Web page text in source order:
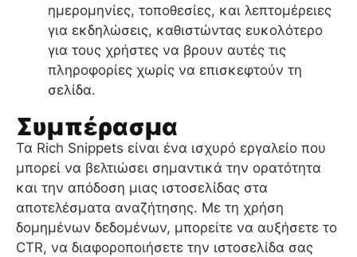
ημερομηνίες, τοποθεσίες, και λεπτομέρειες
για εκδηλώσεις, καθιστώντας ευκολότερο
για τους χρήστες να βρουν αυτές τις
πληροφορίες χωρίς να επισκεφτούν τη
σελίδα.
Συμπέρασμα
Τα Rich Snippets είναι ένα ισχυρό εργαλείο που
μπορεί να βελτιώσει σημαντικά την ορατότητα
και την απόδοση μιας ιστοσελίδας στα
αποτελέσματα αναζήτησης. Με τη χρήση
δομημένων δεδομένων, μπορείτε να αυξήσετε το
CTR, να διαφοροποιήσετε την ιστοσελίδα σας